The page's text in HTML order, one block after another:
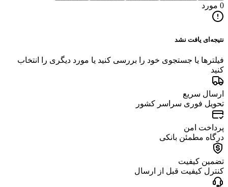
0 مورد
نتیجه‌ای یافت نشد
فیلترها یا جستجوی خود را بررسی کنید یا مورد دیگری را انتخاب
کنید
ارسال سریع
تحویل فوری سراسر کشور
پرداخت امن
درگاه مطمئن بانکی
تضمین کیفیت
کنترل کیفیت قبل از ارسال